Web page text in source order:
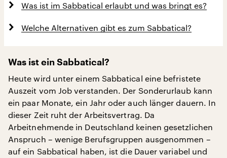
Was ist im Sabbatical erlaubt und was bringt es?
Welche Alternativen gibt es zum Sabbatical?
Was ist ein Sabbatical?
Heute wird unter einem Sabbatical eine befristete
Auszeit vom Job verstanden. Der Sonderurlaub kann
ein paar Monate, ein Jahr oder auch länger dauern. In
dieser Zeit ruht der Arbeitsvertrag. Da
Arbeitnehmende in Deutschland keinen gesetzlichen
Anspruch – wenige Berufsgruppen ausgenommen –
auf ein Sabbatical haben, ist die Dauer variabel und